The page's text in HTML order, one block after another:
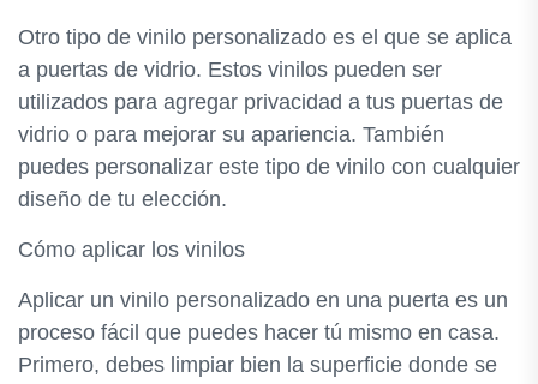
Otro tipo de vinilo personalizado es el que se aplica
a puertas de vidrio. Estos vinilos pueden ser
utilizados para agregar privacidad a tus puertas de
vidrio o para mejorar su apariencia. También
puedes personalizar este tipo de vinilo con cualquier
diseño de tu elección.
Cómo aplicar los vinilos
Aplicar un vinilo personalizado en una puerta es un
proceso fácil que puedes hacer tú mismo en casa.
Primero, debes limpiar bien la superficie donde se